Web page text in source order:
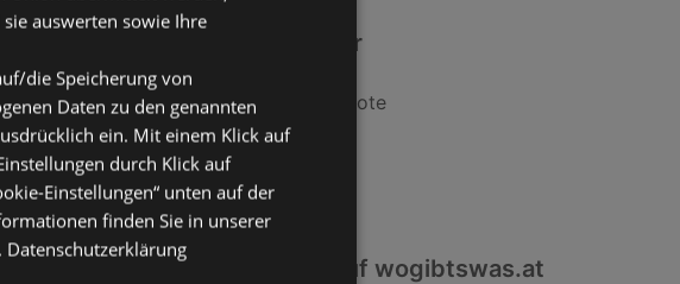
Ähnliche Händler
MediaMarkt Angebote
EXPERT Angebote
simpli.at Angebote
Interessantes auf wogibtswas.at
auswerten sowie Ihre
die Speicherung von
Daten zu den genannten
ein. Mit einem Klick auf
durch Klick auf
Einstellungen“ unten auf der
finden Sie in unserer
Datenschutzerklärung